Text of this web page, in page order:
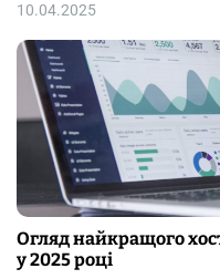
10.04.2025
Огляд найкращого
у 2025 році